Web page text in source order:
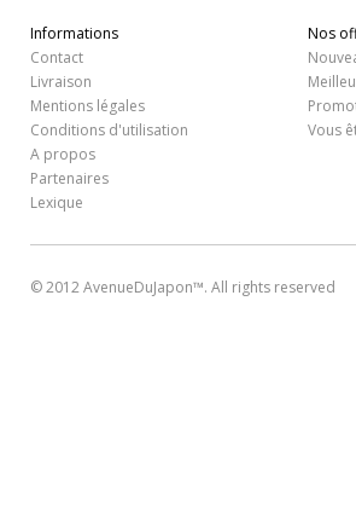
Informations
Contact
Livraison
Mentions légales
Conditions d'utilisation
A propos
Partenaires
Lexique
Nos
Vous
© 2012 AvenueDuJapon™. All rights reserved